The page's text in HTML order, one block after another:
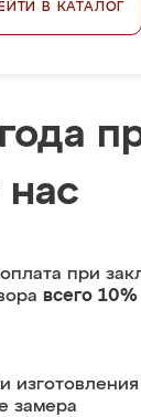
В КАТАЛОГ
нас
при
всего 10%
изготовления
замера